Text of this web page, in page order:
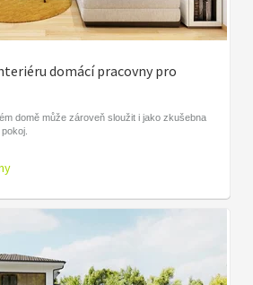
domácí pracovny pro
domě může zároveň sloužit i jako zkušebna